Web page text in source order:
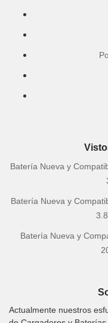
Batería Nueva y
Batería Nueva y
Batería Nueva y
Actualmente nuestros